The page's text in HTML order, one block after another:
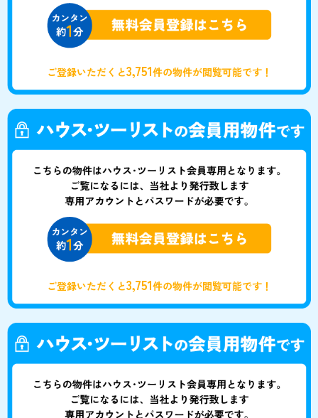
ご登録いただくと3,751件の物件が閲覧可能です！
ご登録いただくと3,751件の物件が閲覧可能です！